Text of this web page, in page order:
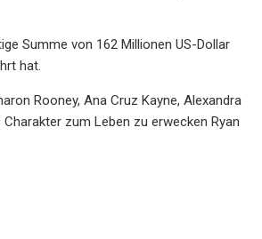
Summe von 162 Millionen US-Dollar
hat.
Rooney, Ana Cruz Kayne, Alexandra
zum Leben zu erwecken Ryan